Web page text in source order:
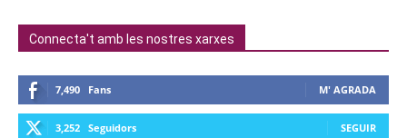
Connecta't amb les nostres xarxes
7,490 Fans M' AGRADA
3,252 Seguidors SEGUIR